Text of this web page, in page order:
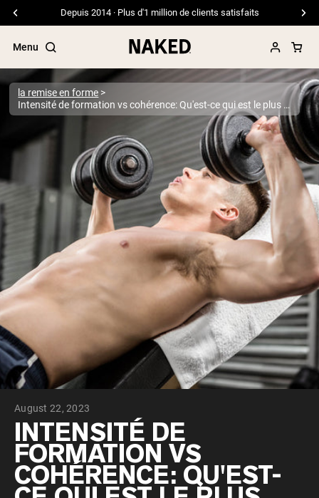
Livraison gratuite pour les commandes de 99 $ et plus
Menu
Termes de recherche populaires
”Protein Powder“
”Overnight Oats“
”Vegan protein“
”Collagen“
”Micellar Casein“
PROTÉINES EN POUDREMeilleure Vente
Protéine de pois
Protéine de Whey en Poudre
Peptides de collagène
Whey au chocolat issu de vaches
nourries à l'herbe
Whey de lait de vache nourrie à l'herbe à
la vanille
Whey de vache nourrie à l'herbe
Shop All Protéines En Poudre
PROTÉINES VÉGANESMeilleure Vente
Protéine de pois
la remise en forme
Intensité de formation vs cohérence: Qu'est-ce qui est le plus important?
August 22, 2023
INTENSITÉ DE
FORMATION VS
COHÉRENCE: QU'EST-